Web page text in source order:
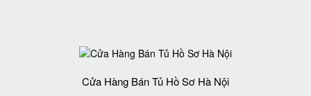
Cửa Hàng Bán Tủ Hồ Sơ Hà Nội